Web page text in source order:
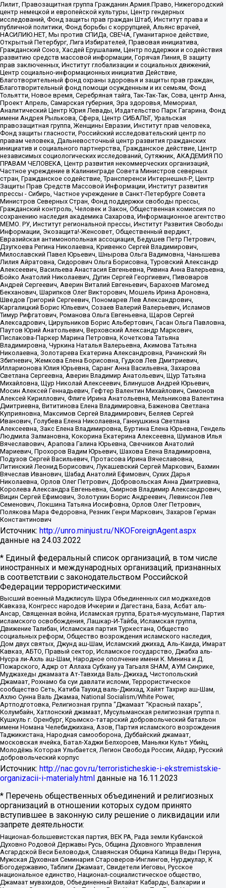
Лилит, Правозащитная группа Гражданин.Армия.Право, Нижегородский
центр немецкой и европейской культуры, Центр гендерных
исследований, Фонд защиты прав граждан Штаб, Институт права и
публичной политики, Фонд борьбы с коррупцией, Альянс врачей,
НАСИЛИЮ.НЕТ, Мы против СПИДа, СВЕЧА, Гуманитарное действие,
Открытый Петербург, Лига Избирателей, Правовая инициатива,
Гражданский Союз, Хасдей Ерушалаим, Центр поддержки и содействия
развитию средств массовой информации, Горячая Линия, В защиту
прав заключенных, Институт глобализации и социальных движений,
Центр социально-информационных инициатив Действие,
Благотворительный фонд охраны здоровья и защиты прав граждан,
Благотворительный фонд помощи осужденным и их семьям, Фонд
Тольятти, Новое время, Серебряная тайга, Так-Так-Так, Сова, центр Анна,
Проект Апрель, Самарская губерния, Эра здоровья, Мемориал,
Аналитический Центр Юрия Левады, Издательство Парк Гагарина, Фонд
имени Андрея Рылькова, Сфера, Центр СИБАЛЬТ, Уральская
правозащитная группа, Женщины Евразии, Институт прав человека,
Фонд защиты гласности, Российский исследовательский центр по
правам человека, Дальневосточный центр развития гражданских
инициатив и социального партнерства, Гражданское действие, Центр
независимых социологических исследований, Сутяжник, АКАДЕМИЯ ПО
ПРАВАМ ЧЕЛОВЕКА, Центр развития некоммерческих организаций,
Частное учреждение в Калининграде Совета Министров северных
стран, Гражданское содействие, Трансперенси Интернешнл-Р, Центр
Защиты Прав Средств Массовой Информации, Институт развития
прессы - Сибирь, Частное учреждение в Санкт-Петербурге Совета
Министров Северных Стран, Фонд поддержки свободы прессы,
Гражданский контроль, Человек и Закон, Общественная комиссия по
сохранению наследия академика Сахарова, Информационное агентство
МЕМО. РУ, Институт региональной прессы, Институт Развития Свободы
Информации, Экозащита!-Женсовет, Общественный вердикт,
Евразийская антимонопольная ассоциация, Бедушев Петр Петрович,
Дзугкоева Регина Николаевна, Кривенко Сергей Владимирович,
Милославский Павел Юрьевич, Шнырова Ольга Вадимовна, Чанышева
Лилия Айратовна, Сидорович Ольга Борисовна, Туровский Александр
Алексеевич, Васильева Анастасия Евгеньевна, Ривина Анна Валерьевна,
Бойко Анатолий Николаевич, Дугин Сергей Георгиевич, Пивоваров
Андрей Сергеевич, Аверин Виталий Евгеньевич, Барахоев Магомед
Бекханович, Шарипков Олег Викторович, Мошель Ирина Ароновна,
Шведов Григорий Сергеевич, Пономарев Лев Александрович,
Каргалицкий Борис Юльевич, Созаев Валерий Валерьевич, Исламов
Тимур Рифгатович, Романова Ольга Евгеньевна, Щаров Сергей
Алексадрович, Цирульников Борис Альбертович, Гасан Ольга Павловна,
Паутов Юрий Анатольевич, Верховский Александр Маркович,
Пислакова-Паркер Марина Петровна, Кочеткова Татьяна
Владимировна, Чуркина Наталья Валерьевна, Акимова Татьяна
Николаевна, Золотарева Екатерина Александровна, Рачинский Ян
Збигневич, Жемкова Елена Борисовна, Гудков Лев Дмитриевич,
Илларионова Юлия Юрьевна, Саранг Анна Васильевна, Захарова
Светлана Сергеевна, Аверин Владимир Анатольевич, Щур Татьяна
Михайловна, Щур Николай Алексеевич, Блинушов Андрей Юрьевич,
Мосин Алексей Геннадьевич, Гефтер Валентин Михайлович, Симонов
Алексей Кириллович, Флиге Ирина Анатольевна, Мельникова Валентина
Дмитриевна, Вититинова Елена Владимировна, Баженова Светлана
Куприяновна, Максимов Сергей Владимирович, Беляев Сергей
Иванович, Голубева Елена Николаевна, Ганнушкина Светлана
Алексеевна, Закс Елена Владимировна, Буртина Елена Юрьевна, Гендель
Людмила Залмановна, Кокорина Екатерина Алексеевна, Шуманов Илья
Вячеславович, Арапова Галина Юрьевна, Свечников Анатолий
Мариевич, Прохоров Вадим Юрьевич, Шахова Елена Владимировна,
Подузов Сергей Васильевич, Протасова Ирина Вячеславовна,
Литинский Леонид Борисович, Лукашевский Сергей Маркович, Бахмин
Вячеслав Иванович, Шабад Анатолий Ефимович, Сухих Дарья
Николаевна, Орлов Олег Петрович, Добровольская Анна Дмитриевна,
Королева Александра Евгеньевна, Смирнов Владимир Александрович,
Вицин Сергей Ефимович, Золотухин Борис Андреевич, Левинсон Лев
Семенович, Локшина Татьяна Иосифовна, Орлов Олег Петрович,
Полякова Мара Федоровна, Резник Генри Маркович, Захаров Герман
Константинович
Источник: http://unro.minjust.ru/NKOForeignAgent.aspx
данные на 24.03.2022
* Единый федеральный список организаций, в том числе
иностранных и международных организаций, признанных
в соответствии с законодательством Российской
Федерации террористическими:
Высший военный Маджлисуль Шура Объединенных сил моджахедов
Кавказа, Конгресс народов Ичкерии и Дагестана, База, Асбат аль-
Ансар, Священная война, Исламская группа, Братья-мусульмане, Партия
исламского освобождения, Лашкар-И-Тайба, Исламская группа,
Движение Талибан, Исламская партия Туркестана, Общество
социальных реформ, Общество возрождения исламского наследия,
Дом двух святых, Джунд аш-Шам, Исламский джихад, Аль-Каида, Имарат
Кавказ, АБТО, Правый сектор, Исламское государство, Джабха аль-
Нусра ли-Ахль аш-Шам, Народное ополчение имени К. Минина и Д.
Пожарского, Аджр от Аллаха Субхану уа Тагьаля SHAM, АУМ Синрике,
Муджахеды джамаата Ат-Тавхида Валь-Джихад, Чистопольский
Джамаат, Рохнамо ба суи давлати исломи, Террористическое
сообщество Сеть, Катиба Таухид валь-Джихад, Хайят Тахрир аш-Шам,
Ахлю Сунна Валь Джамаа, National Socialism/White Power,
Артподготовка, Религиозная группа “Джамаат “Красный пахарь”,
Колумбайн, Хатлонский джамаат, Мусульманская религиозная группа п.
Кушкуль г. Оренбург, Крымско-татарский добровольческий батальон
имени Номана Челебиджихана, Азов, Партия исламского возрождения
Таджикистана, Народная самооборона, Дуббайский джамаат,
московская ячейка, Батал-Хаджи Белхороев, Маньяки Культ Убийц,
Молодёжь Которая Улыбается, Легион Свобода России, Айдар, Русский
добровольческий корпус
Источник: http://nac.gov.ru/terroristicheskie-i-ekstremistskie-
organizacii-i-materialy.html данные на 16.11.2023
* Перечень общественных объединений и религиозных
организаций в отношении которых судом принято
вступившее в законную силу решение о ликвидации или
запрете деятельности:
Национал-большевистская партия, ВЕК РА, Рада земли Кубанской
Духовно Родовой Державы Русь, Община Духовного Управления
Асгардской Веси Беловодья, Славянская Община Капища Веды Перуна,
Мужская Духовная Семинария Староверов-Инглингов, Нурджулар, К
Богодержавию, Таблиги Джамаат, Свидетели Иеговы, Русское
национальное единство, Национал-социалистическое общество,
Джамаат мувахидов, Объединенный Вилайат Кабарды, Балкарии и